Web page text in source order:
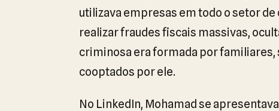
utilizava empresas em todo o setor
realizar fraudes fiscais massivas,
criminosa era formada por
cooptados por ele.
No LinkedIn, Mohamad se